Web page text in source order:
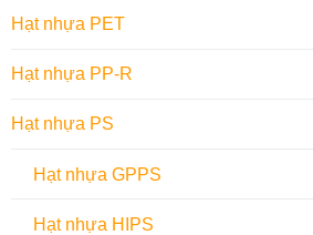
Hạt nhựa PET
Hạt nhựa PP-R
Hạt nhựa PS
Hạt nhựa GPPS
Hạt nhựa HIPS